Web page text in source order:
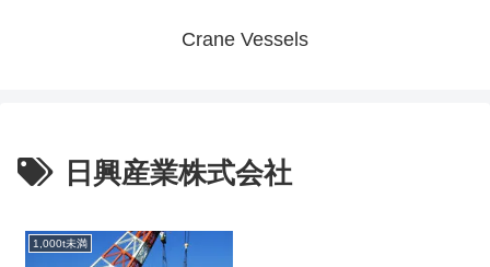
Crane Vessels
日興産業株式会社
1,000t未満